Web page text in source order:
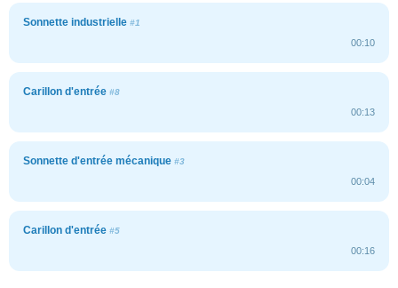
Sonnette industrielle #1
00:10
Carillon d'entrée #8
00:13
Sonnette d'entrée mécanique #3
00:04
Carillon d'entrée #5
00:16